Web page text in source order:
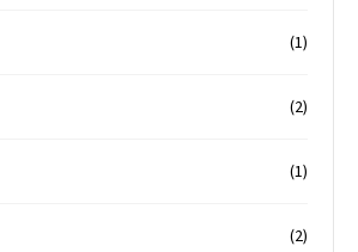
(1)
(2)
(1)
(2)